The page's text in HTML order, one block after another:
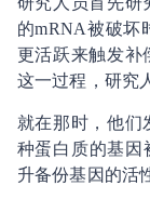
的mRNA被破坏
更活跃来触发补
这一过程，研究
就在那时，他们
种蛋白质的基因
升备份基因的活